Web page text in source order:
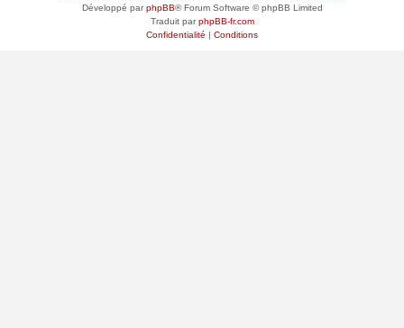
Développé parphpBB® Forum Software © phpBB Limited
Traduit parphpBB-fr.com
Confidentialité | Conditions